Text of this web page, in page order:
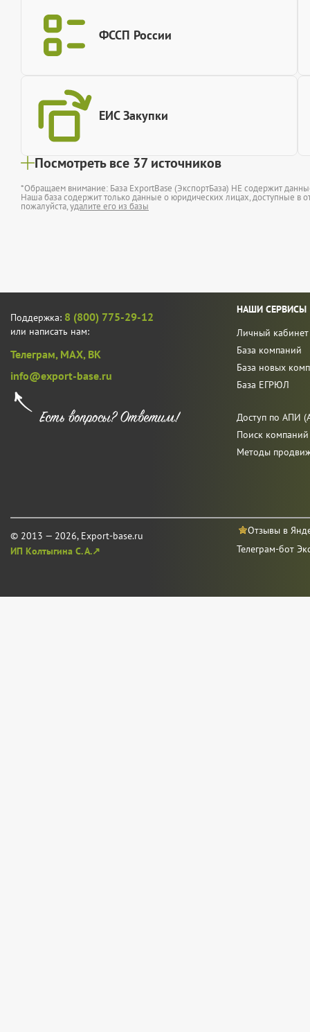
ФССП России
ЕИС Закупки
Посмотреть все 37 источников
*Обращаем внимание: База ExportBase (ЭкспортБаза) НЕ содержит
Наша база содержит только данные о юридических лицах, доступные в
пожалуйста,удалите его из базы
Поддержка: 8 (800) 775-29-12
или написать нам:
Телеграм, MAX, ВК
info@export-base.ru
© 2013 — 2026, Export-base.ru
ИП Колтыгина С. А.↗
НАШИ СЕРВИСЫ
Личный кабинет
База компаний
База новых
База ЕГРЮЛ
Доступ по АПИ
Поиск
Методы
Отзывы в
Телеграм-бот